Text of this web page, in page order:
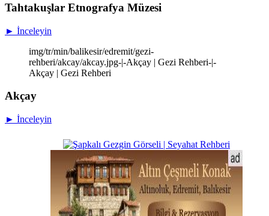
Tahtakuşlar Etnografya Müzesi
► İnceleyin
img/tr/min/balikesir/edremit/gezi-
rehberi/akcay/akcay.jpg-|-Akçay | Gezi Rehberi-|-
Akçay | Gezi Rehberi
Akçay
► İnceleyin